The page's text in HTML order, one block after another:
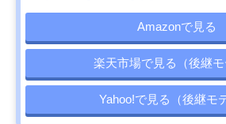
Amazonで見る
楽天市場で見る（後継モ
Yahoo!で見る（後継モ